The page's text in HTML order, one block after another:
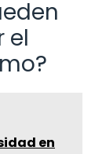
el
en